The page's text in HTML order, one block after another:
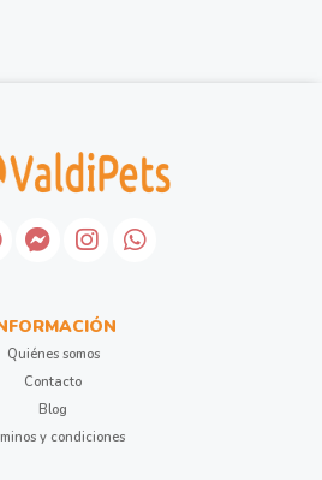
Quiénes somos
Contacto
Blog
y condiciones